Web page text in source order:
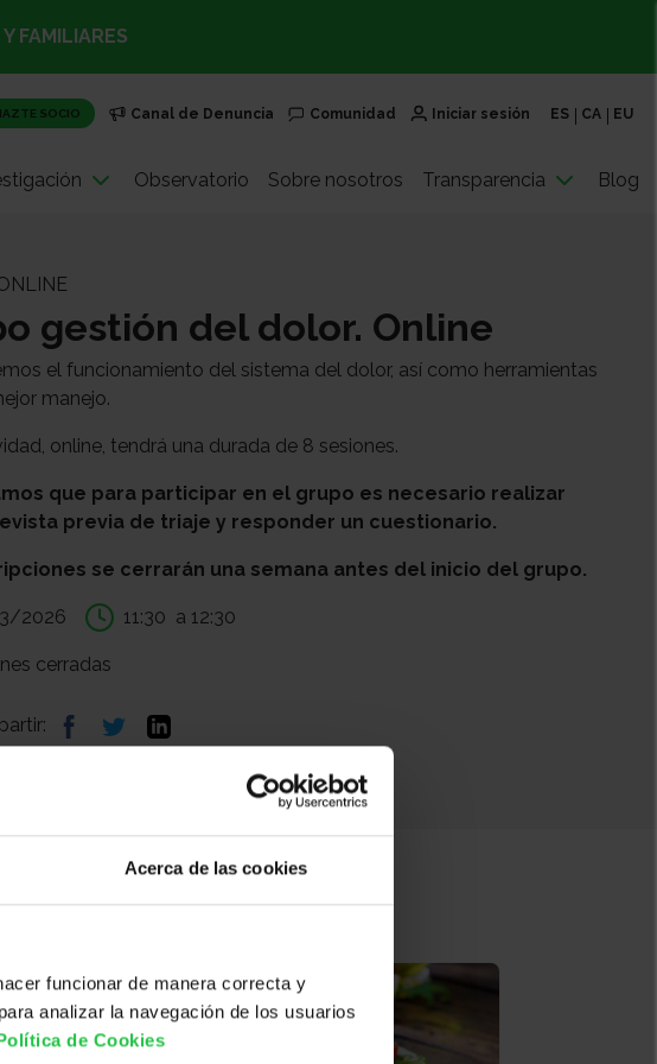
Acerca de las cookies
funcionar de manera correcta y
analizar la navegación de los usuarios
de Cookies
FAMILIARES
SOCIO Canal de Denuncia Comunidad Iniciar sesión ES CA EU
Observatorio Sobre nosotros Transparencia Blog
gestión del dolor. Online
el funcionamiento del sistema del dolor, así como herramientas
manejo.
online, tendrá una durada de 8 sesiones.
que para participar en el grupo es necesario realizar
previa de triaje y responder un cuestionario.
se cerrarán una semana antes del inicio del grupo.
2026 11:30 a 12:30
cerradas